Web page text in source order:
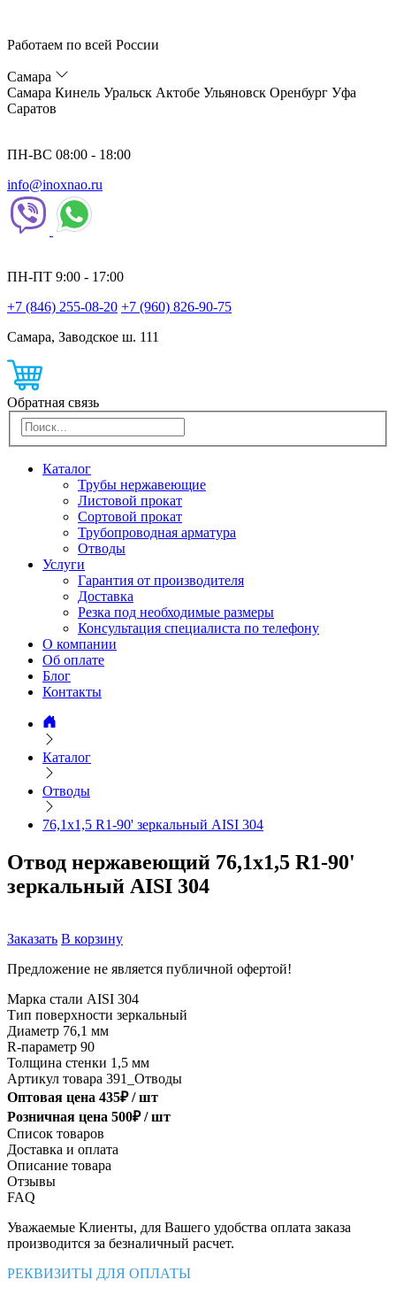
Работаем по всей России
Самара
Самара Кинель Уральск Актобе Ульяновск Оренбург Уфа
Саратов
ПН-ВС 08:00 - 18:00
info@inoxnao.ru
ПН-ПТ 9:00 - 17:00
+7 (846) 255-08-20 +7 (960) 826-90-75
Самара, Заводское ш. 111
Обратная связь
Каталог
Трубы нержавеющие
Листовой прокат
Сортовой прокат
Трубопроводная арматура
Отводы
Услуги
Гарантия от производителя
Доставка
Резка под необходимые размеры
Консультация специалиста по телефону
О компании
Об оплате
Блог
Контакты
Каталог
Отводы
76,1х1,5 R1-90' зеркальный AISI 304
Отвод нержавеющий 76,1х1,5 R1-90'
зеркальный AISI 304
Заказать В корзину
Предложение не является публичной офертой!
Марка стали AISI 304
Тип поверхности зеркальный
Диаметр 76,1 мм
R-параметр 90
Толщина стенки 1,5 мм
Артикул товара 391_Отводы
Оптовая цена 435₽ /шт
Розничная цена 500₽ /шт
Список товаров
Доставка и оплата
Описание товара
Отзывы
FAQ
Уважаемые Клиенты, для Вашего удобства оплата заказа
производится за безналичный расчет.
РЕКВИЗИТЫ ДЛЯ ОПЛАТЫ